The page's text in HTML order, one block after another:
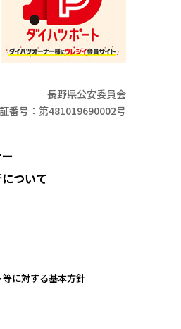
長野県公安委員会
番号：第481019690002号
ついて
に対する基本方針